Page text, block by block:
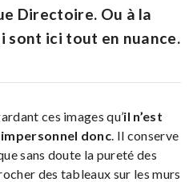
Directoire. Ou à la
sont ici tout en nuance.
ces images qu’il n’est
donc . Il conserve
sans doute la pureté des
des tableaux sur les murs